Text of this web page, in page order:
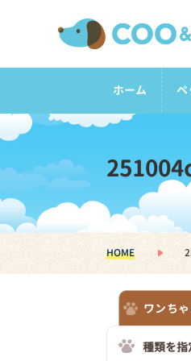
ホーム ペ
HOME
ワンち
種類を指